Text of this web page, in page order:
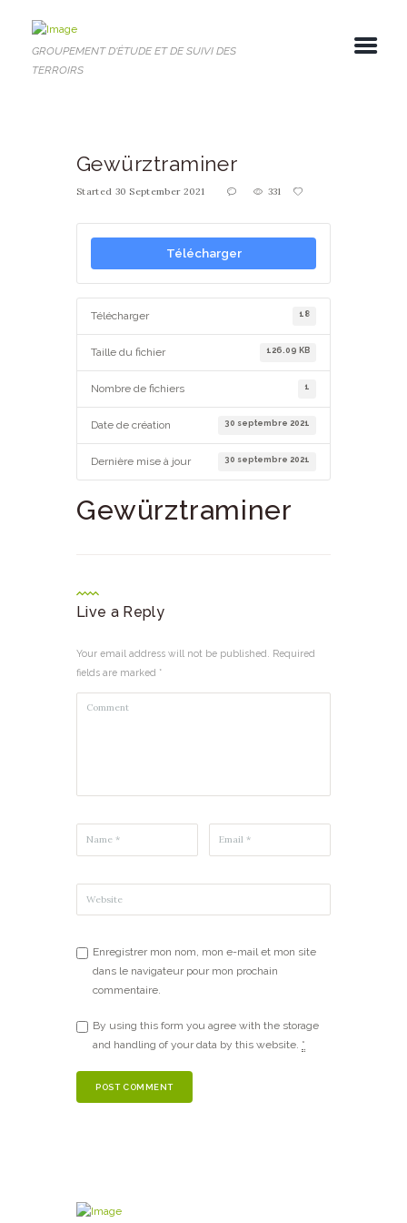
GROUPEMENT D'ÉTUDE ET DE SUIVI DES
TERROIRS
Gewürztraminer
Started 30 September 2021 331
Télécharger
Télécharger 18
Taille du fichier 126.09 KB
Nombre de fichiers 1
Date de création 30 septembre 2021
Dernière mise à jour 30 septembre 2021
Gewürztraminer
Live a Reply
Your email address will not be published. Required
fields are marked *
Enregistrer mon nom, mon e-mail et mon site
dans le navigateur pour mon prochain
commentaire.
By using this form you agree with the storage
and handling of your data by this website. *